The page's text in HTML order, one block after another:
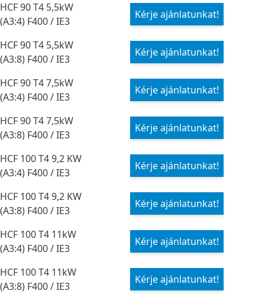
HCF 90 T4 5,5kW
(A3:4) F400 / IE3
Kérje ajánlatunkat!
HCF 90 T4 5,5kW
(A3:8) F400 / IE3
Kérje ajánlatunkat!
HCF 90 T4 7,5kW
(A3:4) F400 / IE3
Kérje ajánlatunkat!
HCF 90 T4 7,5kW
(A3:8) F400 / IE3
Kérje ajánlatunkat!
HCF 100 T4 9,2 KW
(A3:4) F400 / IE3
Kérje ajánlatunkat!
HCF 100 T4 9,2 KW
(A3:8) F400 / IE3
Kérje ajánlatunkat!
HCF 100 T4 11kW
(A3:4) F400 / IE3
Kérje ajánlatunkat!
HCF 100 T4 11kW
(A3:8) F400 / IE3
Kérje ajánlatunkat!